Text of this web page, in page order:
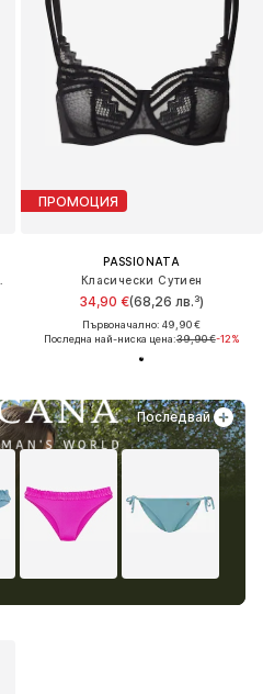
Последвай
ПРОМОЦИЯ
PASSIONATA
Класически Сутиен
34,90 €(68,26 лв.³)
Първоначално: 49,90 €
Последна най-ниска цена:39,90 €-12%